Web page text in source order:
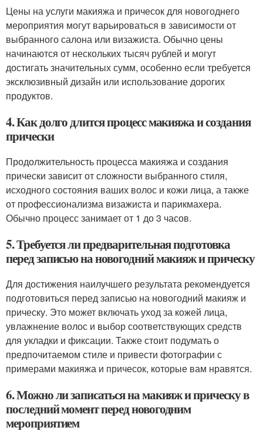
Цены на услуги макияжа и причесок для новогоднего
мероприятия могут варьироваться в зависимости от
выбранного салона или визажиста. Обычно цены
начинаются от нескольких тысяч рублей и могут
достигать значительных сумм, особенно если требуется
эксклюзивный дизайн или использование дорогих
продуктов.
4. Как долго длится процесс макияжа и создания
прически
Продолжительность процесса макияжа и создания
прически зависит от сложности выбранного стиля,
исходного состояния ваших волос и кожи лица, а также
от профессионализма визажиста и парикмахера.
Обычно процесс занимает от 1 до 3 часов.
5. Требуется ли предварительная подготовка
перед записью на новогодний макияж и прическу
Для достижения наилучшего результата рекомендуется
подготовиться перед записью на новогодний макияж и
прическу. Это может включать уход за кожей лица,
увлажнение волос и выбор соответствующих средств
для укладки и фиксации. Также стоит подумать о
предпочитаемом стиле и привести фотографии с
примерами макияжа и причесок, которые вам нравятся.
6. Можно ли записаться на макияж и прическу в
последний момент перед новогодним
мероприятием